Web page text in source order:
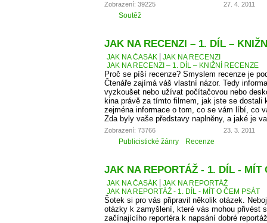
Zobrazení: 39225 27. 4. 2011
Soutěž
JAK NA RECENZI – 1. DÍL –
JAK NA ČASÁK
JAK NA RECENZI
JAK NA RECENZI – 1. DÍL – KNIŽNÍ RECENZE
Proč se píší recenze? Smyslem recenze je
Čtenáře zajímá váš vlastní názor. Tedy
vyzkoušet nebo užívat počítačovou nebo
kina právě za tímto filmem, jak jste se dostali
zejména informace o tom, co se vám líbí, co
Zda byly vaše představy naplněny, a jaké je
Zobrazení: 73766 23. 3. 2011
Publicistické žánry Recenze
JAK NA REPORTÁŽ - 1. DÍL - MÍT
JAK NA ČASÁK
JAK NA REPORTÁŽ
JAK NA REPORTÁŽ - 1. DÍL - MÍT O ČEM PSÁT
Šotek si pro vás připravil několik otázek.
otázky k zamyšlení, které vás mohou přivést
začínajícího reportéra k napsání dobré